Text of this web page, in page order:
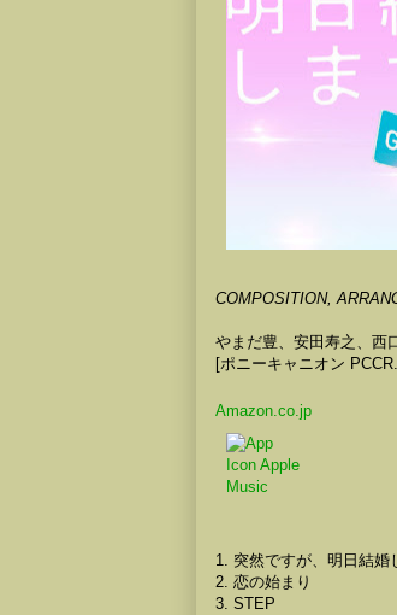
COMPOSITION,
やまだ豊、安田寿之、西
[ポニーキャニオン
Amazon.co.jp
1. 突然ですが、明日結婚
2. 恋の始まり
3. STEP